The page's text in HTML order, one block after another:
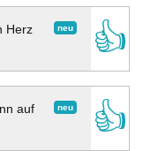
neu
Herz
👍
neu
auf
👍